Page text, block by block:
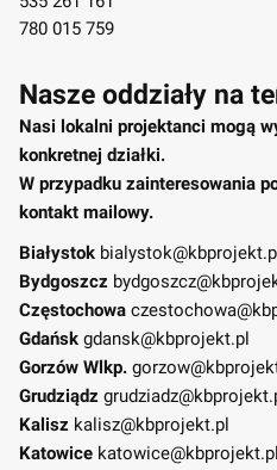
780 015 759
Nasze oddziały na
Nasi lokalni projektanci mogą
konkretnej działki.
W przypadku zainteresowania
kontakt mailowy.
Białystok
Bydgoszcz
Częstochowa
Gdańsk gdansk@kbprojekt.pl
Gorzów Wlkp.
Grudziądz
Kalisz kalisz@kbprojekt.pl
Katowice katowice@kbprojekt.pl